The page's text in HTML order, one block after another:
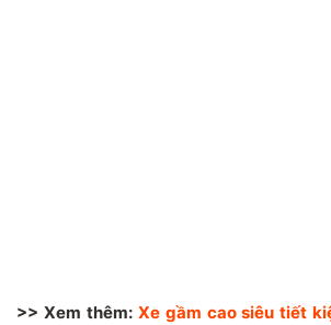
>> Xem thêm: Xe gầm cao siêu tiết